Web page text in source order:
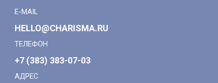
E-MAIL
HELLO@CHARISMA.RU
ТЕЛЕФОН
+7 (383) 383-07-03
АДРЕС